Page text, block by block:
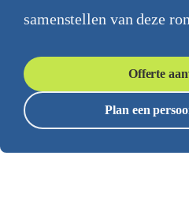
samenstellen van deze
Offerte
Plan een